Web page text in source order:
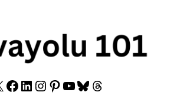
Facebook
LinkedIn
Instagram
Pinterest
YouTube
Bluesky
Threads